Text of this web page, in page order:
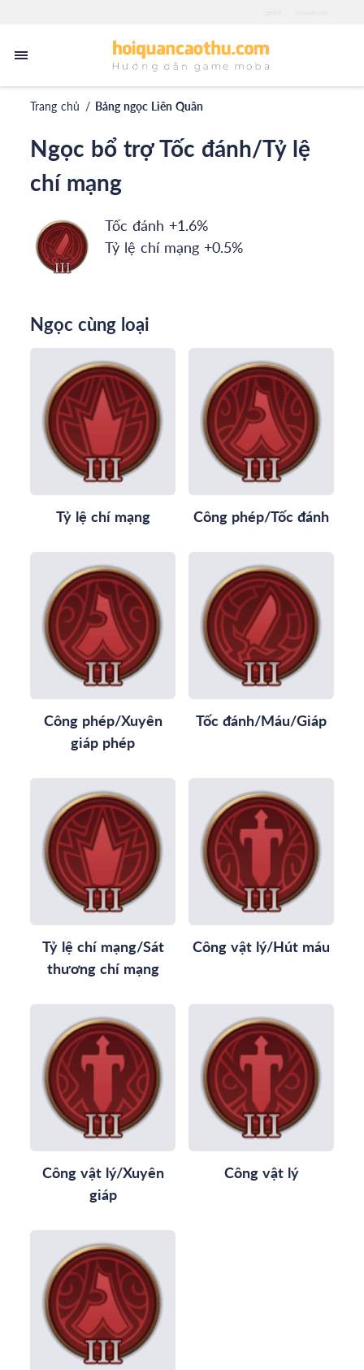
Trang chủ / Bảng ngọc Liên Quân
Ngọc bổ trợ Tốc đánh/Tỷ lệ
chí mạng
Tốc đánh +1.6%
Tỷ lệ chí mạng +0.5%
Ngọc cùng loại
Tỷ lệ chí mạng Công phép/Tốc đánh
Công phép/Xuyên
giáp phép
Tốc đánh/Máu/Giáp
Tỷ lệ chí mạng/Sát
thương chí mạng
Công vật lý/Hút máu
Công vật lý/Xuyên
giáp
Công vật lý